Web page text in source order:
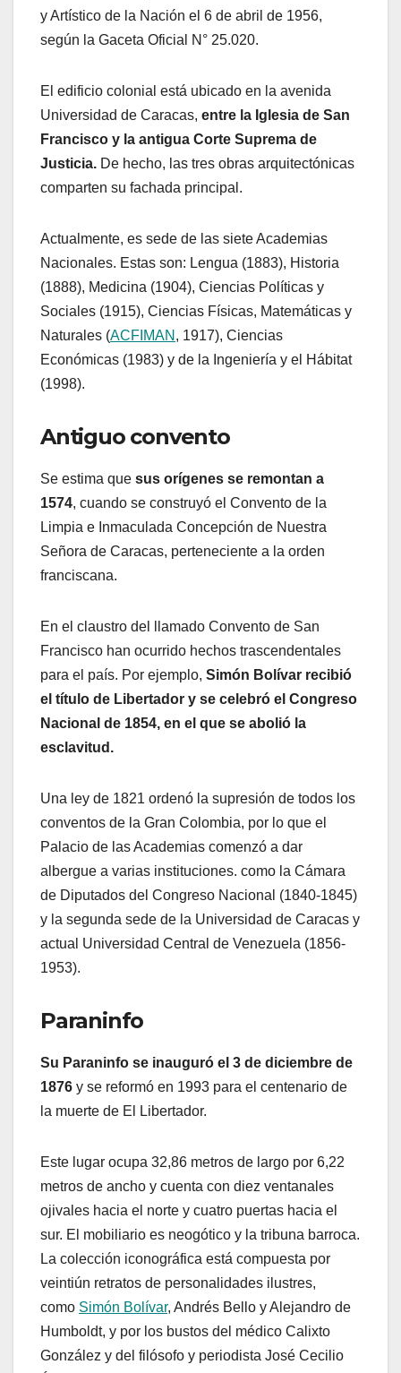
y Artístico de la Nación el 6 de abril de 1956,
según la Gaceta Oficial N° 25.020.
El edificio colonial está ubicado en la avenida
Universidad de Caracas, entre la Iglesia de San
Francisco y la antigua Corte Suprema de
Justicia. De hecho, las tres obras arquitectónicas
comparten su fachada principal.
Actualmente, es sede de las siete Academias
Nacionales. Estas son: Lengua (1883), Historia
(1888), Medicina (1904), Ciencias Políticas y
Sociales (1915), Ciencias Físicas, Matemáticas y
Naturales (ACFIMAN , 1917), Ciencias
Económicas (1983) y de la Ingeniería y el Hábitat
(1998).
Antiguo convento
Se estima que sus orígenes se remontan a
1574, cuando se construyó el Convento de la
Limpia e Inmaculada Concepción de Nuestra
Señora de Caracas, perteneciente a la orden
franciscana.
En el claustro del llamado Convento de San
Francisco han ocurrido hechos trascendentales
para el país. Por ejemplo, Simón Bolívar recibió
el título de Libertador y se celebró el Congreso
Nacional de 1854, en el que se abolió la
esclavitud.
Una ley de 1821 ordenó la supresión de todos los
conventos de la Gran Colombia, por lo que el
Palacio de las Academias comenzó a dar
albergue a varias instituciones. como la Cámara
de Diputados del Congreso Nacional (1840-1845)
y la segunda sede de la Universidad de Caracas y
actual Universidad Central de Venezuela (1856-
1953).
Paraninfo
Su Paraninfo se inauguró el 3 de diciembre de
1876 y se reformó en 1993 para el centenario de
la muerte de El Libertador.
Este lugar ocupa 32,86 metros de largo por 6,22
metros de ancho y cuenta con diez ventanales
ojivales hacia el norte y cuatro puertas hacia el
sur. El mobiliario es neogótico y la tribuna barroca.
La colección iconográfica está compuesta por
veintiún retratos de personalidades ilustres,
como Simón Bolívar, Andrés Bello y Alejandro de
Humboldt, y por los bustos del médico Calixto
González y del filósofo y periodista José Cecilio